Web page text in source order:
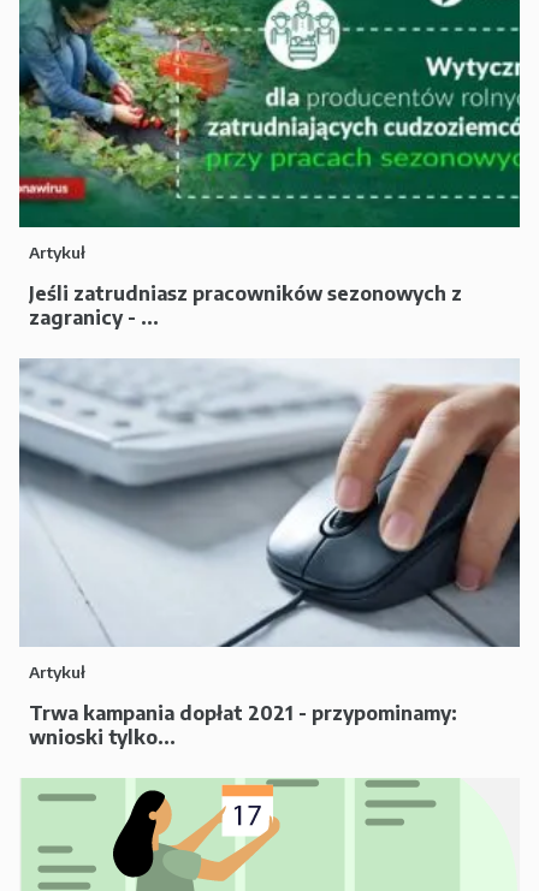
Artykuł
Jeśli zatrudniasz pracowników sezonowych z
zagranicy - ...
Artykuł
Trwa kampania dopłat 2021 - przypominamy:
wnioski tylko...